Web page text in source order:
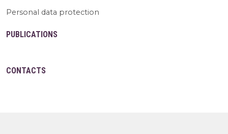
Personal data protection
PUBLICATIONS
CONTACTS